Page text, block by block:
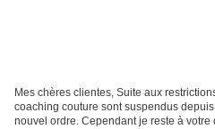
Mes chères clientes, Suite aux
coaching couture sont suspendus
nouvel ordre. Cependant je reste à